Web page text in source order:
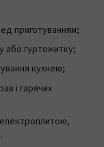
приготуванням;
або гуртожитку;
кухнею;
і гарячих